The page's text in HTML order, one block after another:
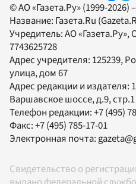
© АО «Газета.Ру» (1999-2026)
Название: Газета.Ru
Учредитель:АО «Газета.Ру»,
7743625728
Адрес учредителя: 125239,
улица, дом 67
Адрес редакции и издателя:
Варшавское шоссе, д.9, стр.1
Телефон редакции:+7 (495)
Факс:+7 (495) 785-17-01
Электронная почта:
Свидетельство о